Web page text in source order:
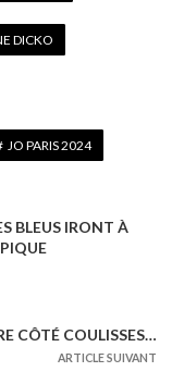
DICKO
JO PARIS 2024
BLEUS IRONT À
CÔTÉ COULISSES…
ARTICLE SUIVANT